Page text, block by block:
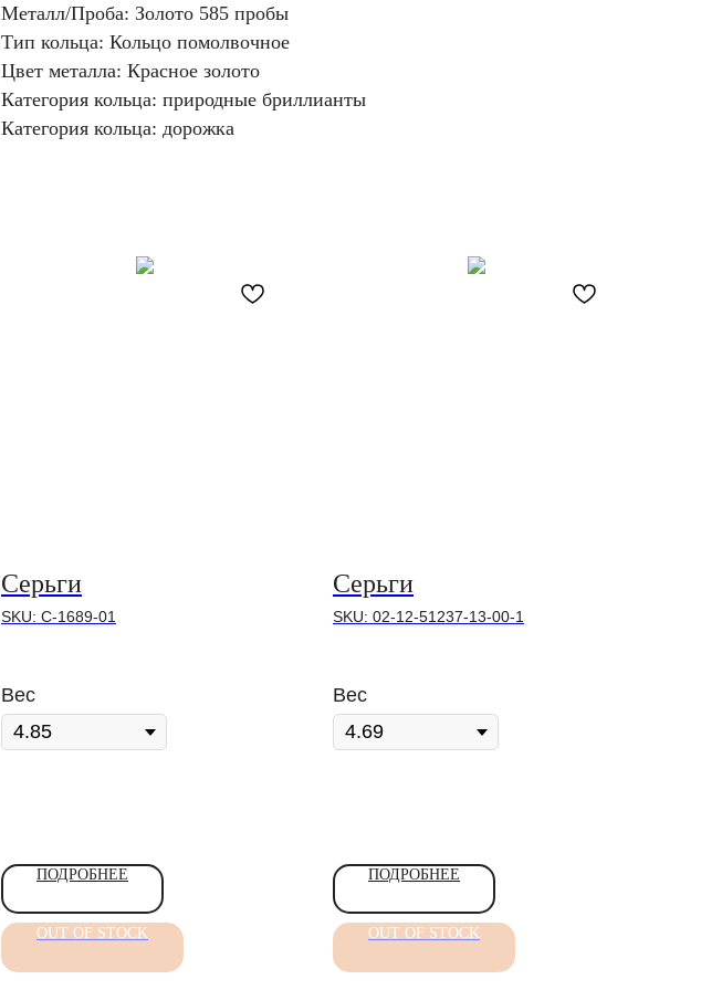
Металл/Проба: Золото 585 пробы
Тип кольца: Кольцо помолвочное
Цвет металла: Красное золото
Категория кольца: природные бриллианты
Категория кольца: дорожка
Серьги
SKU: С-1689-01
Вес
ПОДРОБНЕЕ
OUT OF STOCK
Серьги
SKU: 02-12-51237-13-00-1
Вес
ПОДРОБНЕЕ
OUT OF STOCK